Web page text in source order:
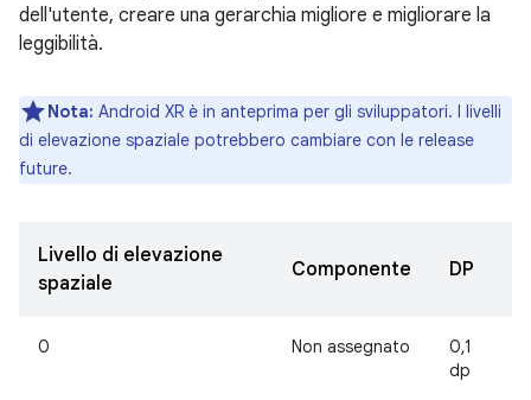
dell'utente, creare una gerarchia migliore e migliorare la
leggibilità.
Nota: Android XR è in anteprima per gli sviluppatori. I livelli
di elevazione spaziale potrebbero cambiare con le release
future.
Livello di elevazione
spaziale
Componente DP
0 Non assegnato
0,1
dp